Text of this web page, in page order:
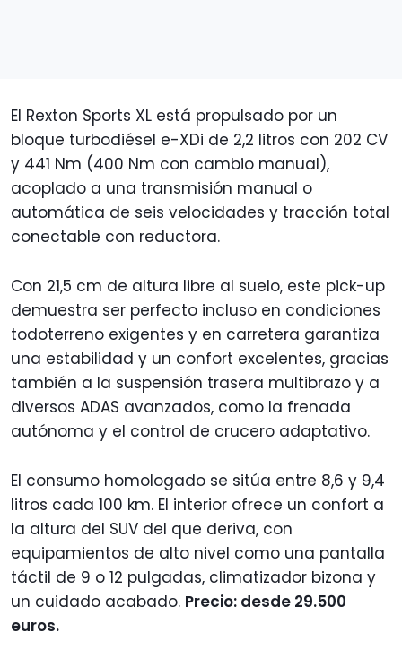
El Rexton Sports XL está propulsado por un
bloque turbodiésel e-XDi de 2,2 litros con 202 CV
y 441 Nm (400 Nm con cambio manual),
acoplado a una transmisión manual o
automática de seis velocidades y tracción total
conectable con reductora.
Con 21,5 cm de altura libre al suelo, este pick-up
demuestra ser perfecto incluso en condiciones
todoterreno exigentes y en carretera garantiza
una estabilidad y un confort excelentes, gracias
también a la suspensión trasera multibrazo y a
diversos ADAS avanzados, como la frenada
autónoma y el control de crucero adaptativo.
El consumo homologado se sitúa entre 8,6 y 9,4
litros cada 100 km. El interior ofrece un confort a
la altura del SUV del que deriva, con
equipamientos de alto nivel como una pantalla
táctil de 9 o 12 pulgadas, climatizador bizona y
un cuidado acabado. Precio: desde 29.500
euros.